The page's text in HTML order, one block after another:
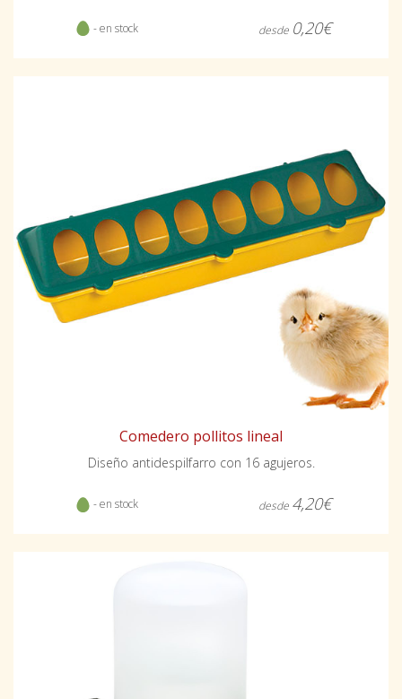
- en stock desde 0,20€
Comedero pollitos lineal
Diseño antidespilfarro con 16 agujeros.
- en stock desde 4,20€